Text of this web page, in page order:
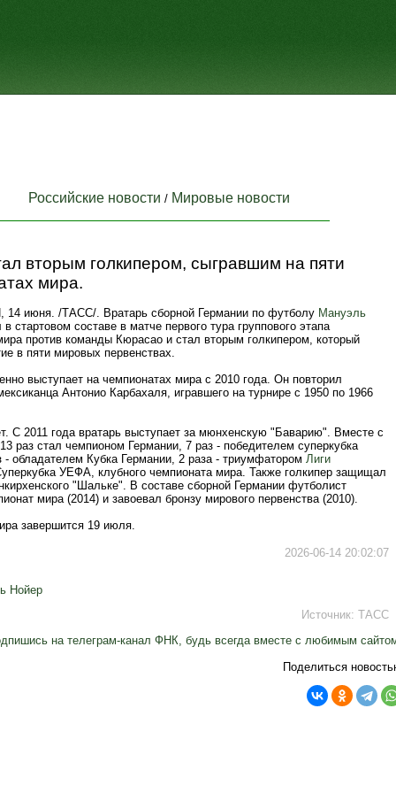
Российские новости / Мировые новости
вторым голкипером, сыгравшим на пяти
мира.
июня. /ТАСС/. Вратарь сборной Германии по футболу Мануэль
стартовом составе в матче первого тура группового этапа
против команды Кюрасао и стал вторым голкипером, который
в пяти мировых первенствах.
выступает на чемпионатах мира с 2010 года. Он повторил
Антонио Карбахаля, игравшего на турнире с 1950 по 1966
С 2011 года вратарь выступает за мюнхенскую "Баварию". Вместе с
раз стал чемпионом Германии, 7 раз - победителем суперкубка
- обладателем Кубка Германии, 2 раза - триумфатором Лиги
УЕФА, клубного чемпионата мира. Также голкипер защищал
"Шальке". В составе сборной Германии футболист
мира (2014) и завоевал бронзу мирового первенства (2010).
завершится 19 июля.
2026-06-14 20:02:07
Нойер
Источник: ТАСС
на телеграм-канал ФНК, будь всегда вместе с любимым
Поделиться